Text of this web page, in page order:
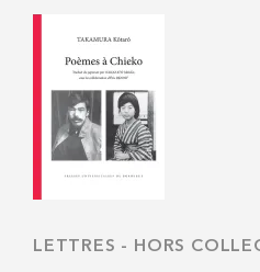
LETTRES - HORS